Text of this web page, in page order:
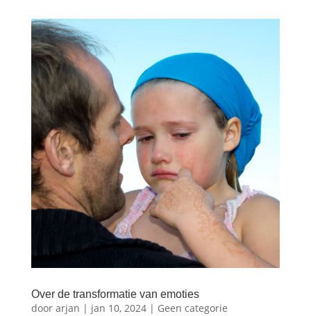
Over de transformatie van emoties
door arjan | jan 10, 2024| Geen categorie